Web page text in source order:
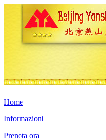
Home
Informazioni
Prenota ora